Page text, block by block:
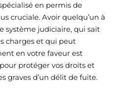
en permis de
cruciale. Avoir quelqu’un à
système judiciaire, qui sait
charges et qui peut
en votre faveur est
protéger vos droits et
graves d’un délit de fuite.